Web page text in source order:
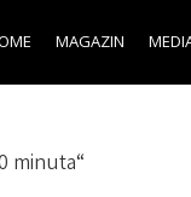
main
content
MAGAZIN
minuta“